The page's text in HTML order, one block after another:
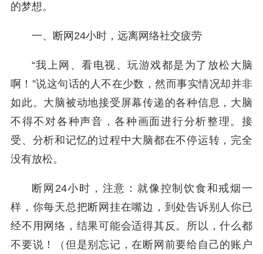
的梦想。
一、断网24小时，远离网络社交疲劳
“我上网、看电视、玩游戏都是为了放松大脑
啊！”说这句话的人不在少数，然而事实情况却并非
如此。大脑被动地接受屏幕传递的各种信息，大脑
不得不对各种声音，各种画面进行分析整理。接
受、分析和记忆的过程中大脑都在不停运转，完全
没有放松。
断网24小时，注意：就像控制饮食和戒烟一
样，你每天总把断网挂在嘴边，到处告诉别人你已
经不用网络，结果可能会适得其反。所以，什么都
不要说！（但是别忘记，在断网前要给自己的账户